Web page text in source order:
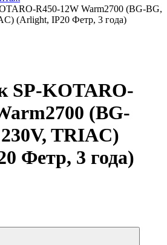
R450-12W Warm2700 (BG-BG,
(Arlight, IP20 Фетр, 3 года)
SP-KOTARO-
(BG-
TRIAC)
Фетр, 3 года)